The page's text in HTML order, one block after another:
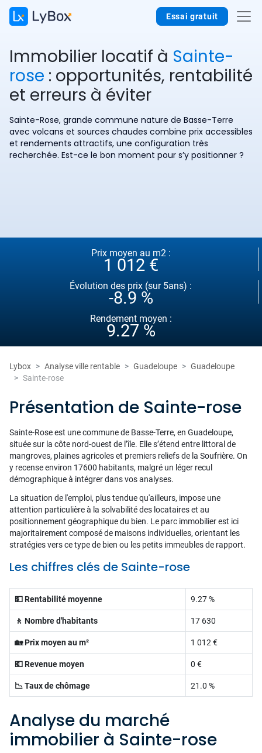
Essai gratuit
Immobilier locatif à Sainte-
rose : opportunités, rentabilité
et erreurs à éviter
Sainte-Rose, grande commune nature de Basse-Terre
avec volcans et sources chaudes combine prix accessibles
et rendements attractifs, une configuration très
recherchée. Est-ce le bon moment pour s’y positionner ?
Prix moyen au m2 :
1 012 €
Évolution des prix (sur 5ans) :
-8.9 %
Rendement moyen :
9.27 %
Lybox Analyse ville rentable Guadeloupe
Guadeloupe
Sainte-rose
Présentation de Sainte-rose
Sainte-Rose est une commune de Basse-Terre, en Guadeloupe,
située sur la côte nord-ouest de l’île. Elle s’étend entre littoral de
mangroves, plaines agricoles et premiers reliefs de la Soufrière. On
y recense environ 17600 habitants, malgré un léger recul
démographique à intégrer dans vos analyses.
La situation de l'emploi, plus tendue qu'ailleurs, impose une
attention particulière à la solvabilité des locataires et au
positionnement géographique du bien. Le parc immobilier est ici
majoritairement composé de maisons individuelles, orientant les
stratégies vers ce type de bien ou les petits immeubles de rapport.
Les chiffres clés de Sainte-rose
💵 Rentabilité moyenne 9.27 %
🚶 Nombre d'habitants 17 630
🏡 Prix moyen au m² 1 012 €
💶 Revenue moyen 0 €
📉 Taux de chômage 21.0 %
Analyse du marché
immobilier à Sainte-rose